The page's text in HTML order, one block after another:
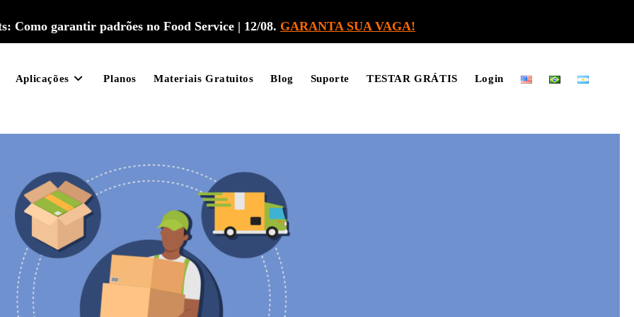
Como garantir padrões no Food Service | 12/08. GARANTA SUA VAGA!
Aplicações Planos Materiais Gratuitos Blog Suporte TESTAR GRÁTIS Login